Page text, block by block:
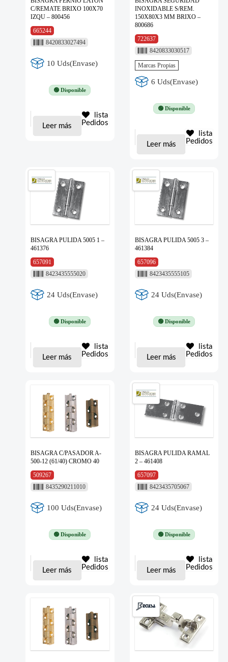
C/REMATE BRIXO 100X70
IZQU – 800456
665244
8420833027494
10 Uds(Envase)
🟢 Disponible
Leer más
lista
Pedidos
INOXIDABLE S/REM.
150X80X3 MM BRIXO –
800686
722637
8420833030517
Marcas Propias
6 Uds(Envase)
🟢 Disponible
Leer más
lista
Pedidos
BISAGRA PULIDA 5005 1 –
461376
657091
8423435555020
24 Uds(Envase)
🟢 Disponible
Leer más
lista
Pedidos
BISAGRA PULIDA 5005 3 –
461384
657096
8423435555105
24 Uds(Envase)
🟢 Disponible
Leer más
lista
Pedidos
BISAGRA C/PASADOR A-
500-12 (61/40) CROMO 40
509267
8435290211010
100 Uds(Envase)
🟢 Disponible
Leer más
lista
Pedidos
BISAGRA PULIDA RAMAL
2 – 461408
657097
8423435705067
24 Uds(Envase)
🟢 Disponible
Leer más
lista
Pedidos